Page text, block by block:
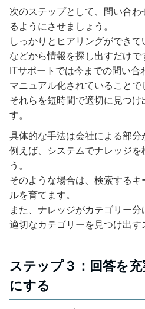
次のステップとして、問い合
るようにさせましょう。
しっかりとヒアリングができ
などから情報を探し出すだけで
ITサポートでは今までの問い
マニュアル化されていることで
それらを短時間で適切に見つ
す。
具体的な手法は会社による部分
例えば、システムでナレッジを
う。
そのような場合は、検索する
ルを育てます。
また、ナレッジがカテゴリー分
適切なカテゴリーを見つけ出す
ステップ３：回答を
にする